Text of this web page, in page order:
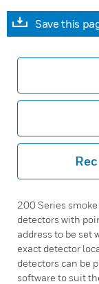
Save this
200 Series
detectors with
address to be set
exact detector
detectors can be
software to suit